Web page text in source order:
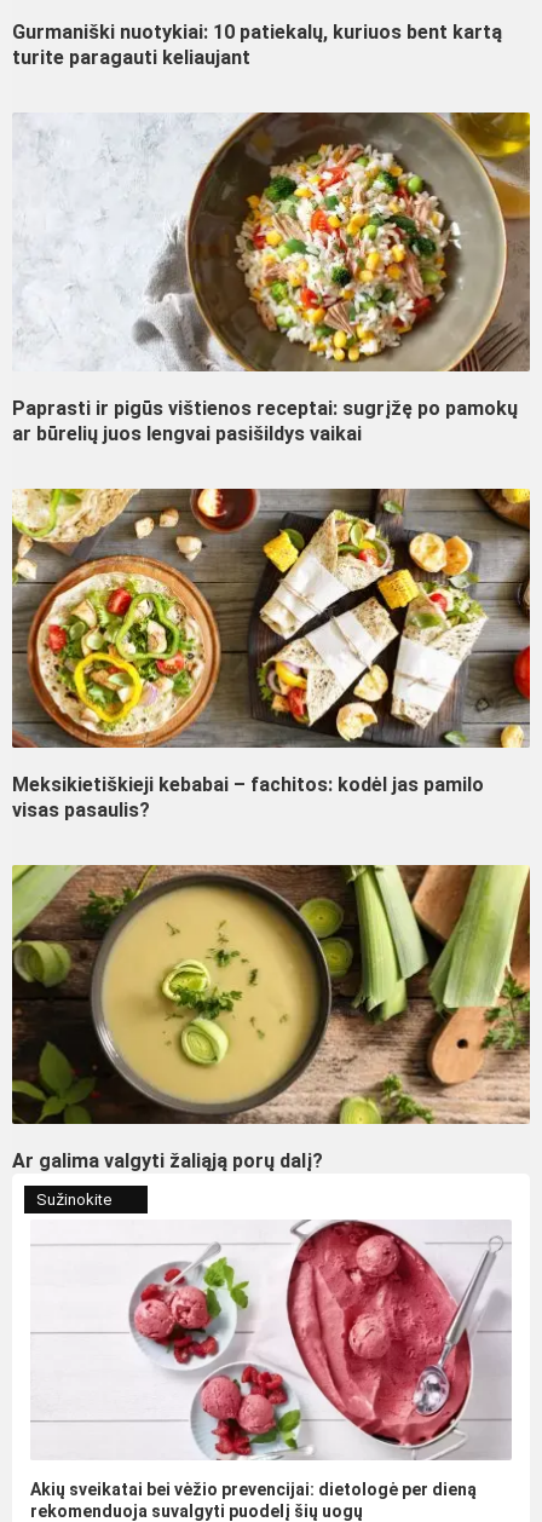
Gurmaniški nuotykiai: 10 patiekalų, kuriuos bent kartą
turite paragauti keliaujant
Paprasti ir pigūs vištienos receptai: sugrįžę po pamokų
ar būrelių juos lengvai pasišildys vaikai
Meksikietiškieji kebabai – fachitos: kodėl jas pamilo
visas pasaulis?
Ar galima valgyti žaliąją porų dalį?
Sužinokite
Akių sveikatai bei vėžio prevencijai: dietologė per dieną
rekomenduoja suvalgyti puodelį šių uogų